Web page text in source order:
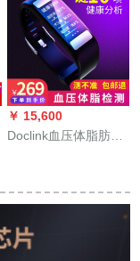
￥ 15,600
Doclink血压体脂肪ス
视老人男女防水记录
水泳ストーン通用贵
族ブラック